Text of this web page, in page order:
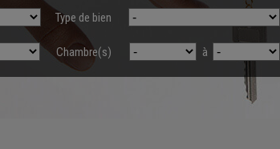
Type de bien
Chambre(s) à